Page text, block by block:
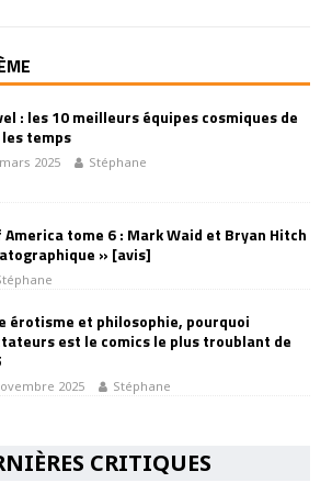
: les 10 meilleurs équipes cosmiques de
temps
2025 Stéphane
America tome 6 : Mark Waid et Bryan Hitch
» [avis]
érotisme et philosophie, pourquoi
est le comics le plus troublant de
2025 Stéphane
CRITIQUES